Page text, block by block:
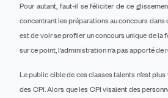
Pour autant, faut-il se féliciter de ce
concentrant les préparations au concours dans
est de voir se profiler un concours unique de la
sur ce point, l’administration n’a pas apporté de
Le public cible de ces classes talents n’est
des CPI. Alors que les CPI visaient des